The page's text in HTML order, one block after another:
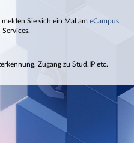
Sie sich ein Mal am eCampus
Zugang zu Stud.IP etc.